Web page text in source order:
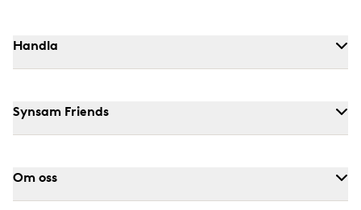
Handla
Synsam Friends
Om oss